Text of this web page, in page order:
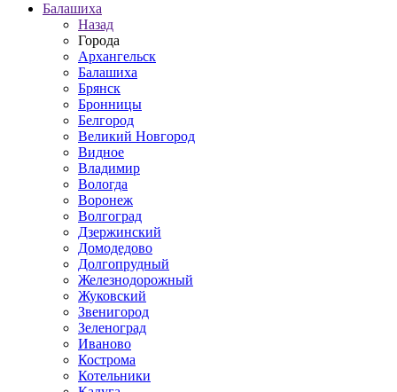
Балашиха
Назад
Города
Архангельск
Балашиха
Брянск
Бронницы
Белгород
Великий Новгород
Видное
Владимир
Вологда
Воронеж
Волгоград
Дзержинский
Домодедово
Долгопрудный
Железнодорожный
Жуковский
Звенигород
Зеленоград
Иваново
Кострома
Котельники